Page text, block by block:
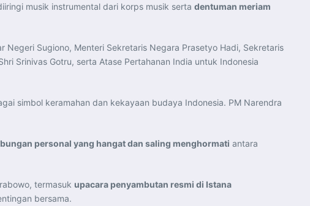
musik instrumental dari korps musik serta dentuman meriam
Sugiono, Menteri Sekretaris Negara Prasetyo Hadi, Sekretaris
Srinivas Gotru, serta Atase Pertahanan India untuk Indonesia
simbol keramahan dan kekayaan budaya Indonesia. PM Narendra
personal yang hangat dan saling menghormati antara
termasuk upacara penyambutan resmi di Istana
bersama.